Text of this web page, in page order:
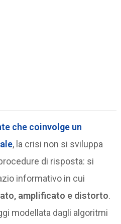
che coinvolge un
, la crisi non si sviluppa
di risposta: si
informativo in cui
amplificato e distorto.
modellata dagli algoritmi